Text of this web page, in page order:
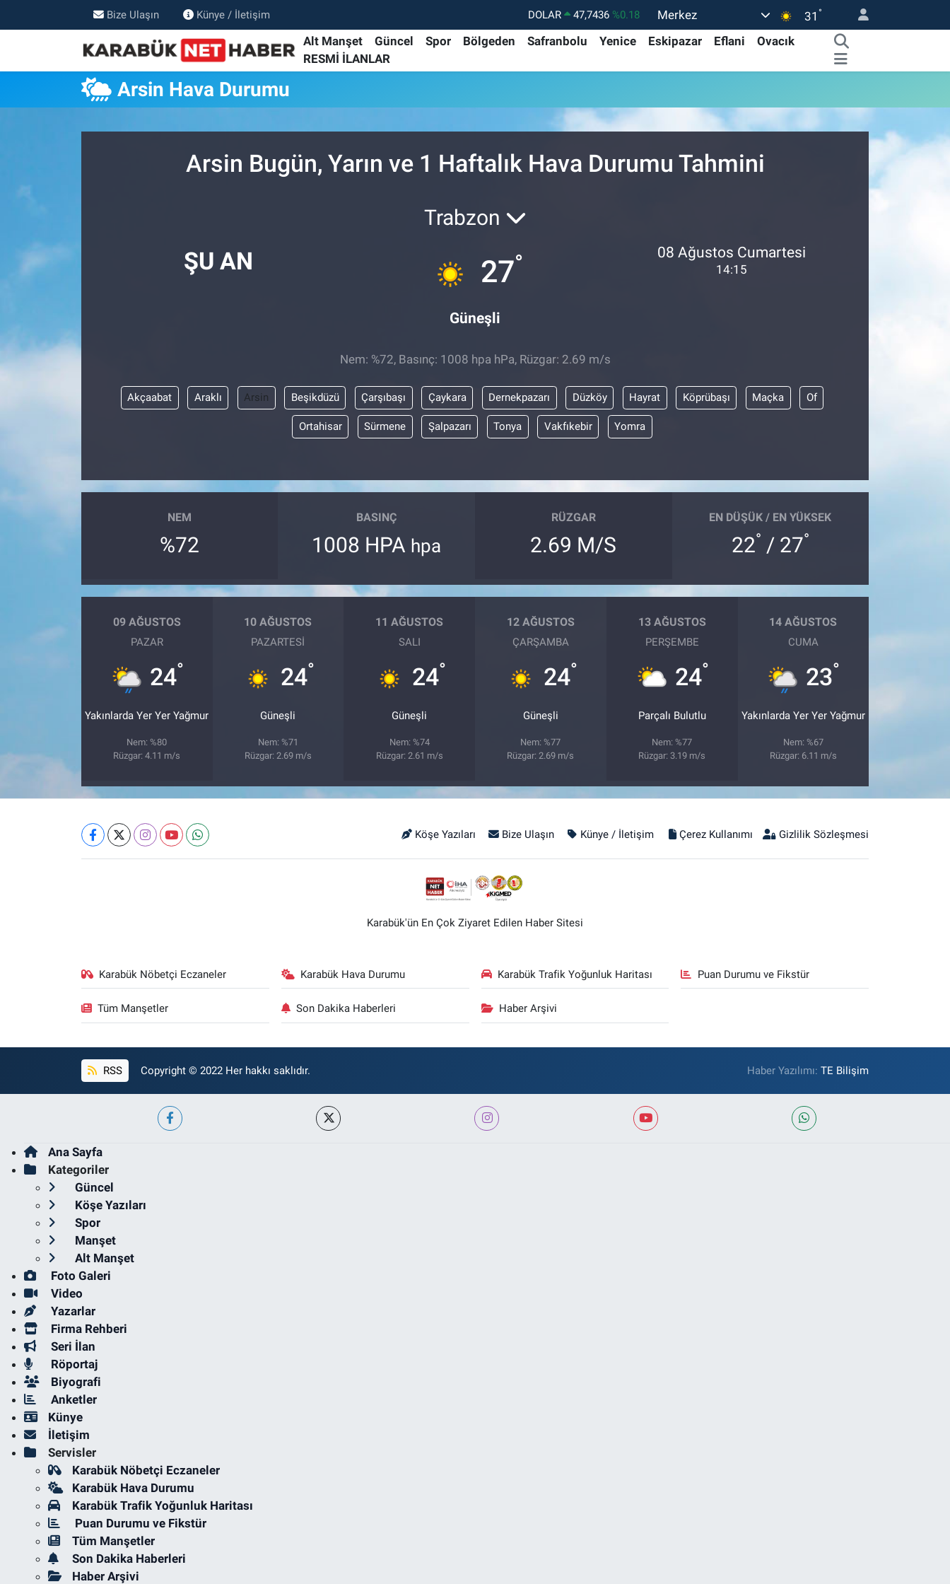
Bize Ulaşın Künye / İletişim DOLAR 47,7436 %0.18
EURO
55,2510 %0.32
BİST100
13.779 %-14
Merkez 31 °
Alt Manşet Güncel Spor Bölgeden Safranbolu Yenice Eskipazar Eflani
Ovacık
RESMİ İLANLAR
Arsin Hava Durumu
Arsin Bugün, Yarın ve 1 Haftalık Hava Durumu Tahmini
ŞU AN
Trabzon
27°
Güneşli
08 Ağustos Cumartesi
14:15
Nem: %72, Basınç: 1008 hpa hPa, Rüzgar: 2.69 m/s
Akçaabat Araklı Arsin Beşikdüzü Çarşıbaşı Çaykara Dernekpazarı Düzköy Hayrat Köprübaşı Maçka Of
Ortahisar Sürmene Şalpazarı Tonya Vakfıkebir Yomra
NEM
%72
BASINÇ
1008 HPA hpa
RÜZGAR
2.69 M/S
EN DÜŞÜK / EN YÜKSEK
22° / 27°
09 AĞUSTOS
PAZAR
24°
Yakınlarda Yer Yer Yağmur
Nem: %80
Rüzgar: 4.11 m/s
10 AĞUSTOS
PAZARTESI
24°
Güneşli
Nem: %71
Rüzgar: 2.69 m/s
11 AĞUSTOS
SALI
24°
Güneşli
Nem: %74
Rüzgar: 2.61 m/s
12 AĞUSTOS
ÇARŞAMBA
24°
Güneşli
Nem: %77
Rüzgar: 2.69 m/s
13 AĞUSTOS
PERŞEMBE
24°
Parçalı Bulutlu
Nem: %77
Rüzgar: 3.19 m/s
14 AĞUSTOS
CUMA
23°
Yakınlarda Yer Yer Yağmur
Nem: %67
Rüzgar: 6.11 m/s
Köşe Yazıları Bize Ulaşın Künye / İletişim Çerez Kullanımı Gizlilik Sözleşmesi
Karabük'ün En Çok Ziyaret Edilen Haber Sitesi
Karabük Nöbetçi Eczaneler Karabük Hava Durumu Karabük Trafik Yoğunluk Haritası Puan Durumu ve Fikstür
Tüm Manşetler Son Dakika Haberleri Haber Arşivi
RSS Copyright © 2022 Her hakkı saklıdır. Haber Yazılımı:TE Bilişim
Ana Sayfa
Kategoriler
Güncel
Köşe Yazıları
Spor
Manşet
Alt Manşet
Foto Galeri
Video
Yazarlar
Firma Rehberi
Seri İlan
Röportaj
Biyografi
Anketler
Künye
İletişim
Servisler
Karabük Nöbetçi Eczaneler
Karabük Hava Durumu
Karabük Trafik Yoğunluk Haritası
Puan Durumu ve Fikstür
Tüm Manşetler
Son Dakika Haberleri
Haber Arşivi